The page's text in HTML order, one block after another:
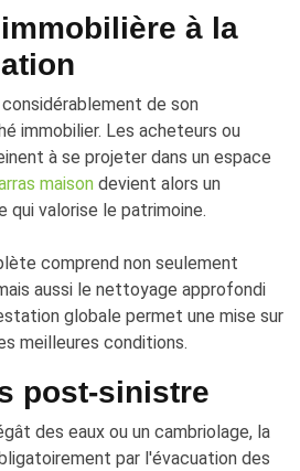
à la
de son
immobilier. Les acheteurs ou
à se projeter dans un espace
maison devient alors un
valorise le patrimoine.
comprend non seulement
aussi le nettoyage approfondi
globale permet une mise sur
meilleures conditions.
post-sinistre
des eaux ou un cambriolage, la
par l'évacuation des